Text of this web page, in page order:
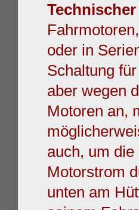
Fahrmotoren,
oder in
Schaltung
aber wegen
Motoren an,
auch, um
Motorstrom
unten am